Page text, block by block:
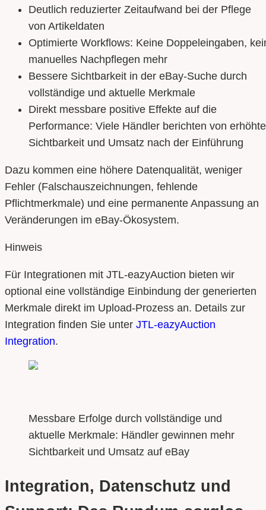
Deutlich reduzierter Zeitaufwand bei der Pflege
von Artikeldaten
Optimierte Workflows: Keine Doppeleingaben,
manuelles Nachpflegen mehr
Bessere Sichtbarkeit in der eBay-Suche durch
vollständige und aktuelle Merkmale
Direkt messbare positive Effekte auf die
Performance: Viele Händler berichten von
Sichtbarkeit und Umsatz nach der Einführung
Dazu kommen eine höhere Datenqualität, weniger
Fehler (Falschauszeichnungen, fehlende
Pflichtmerkmale) und eine permanente Anpassung an
Veränderungen im eBay-Ökosystem.
Hinweis
Für Integrationen mit JTL-eazyAuction bieten wir
optional eine vollständige Einbindung der generierten
Merkmale direkt im Upload-Prozess an. Details zur
Integration finden Sie unter JTL-eazyAuction
Integration.
Messbare Erfolge durch vollständige und
aktuelle Merkmale: Händler gewinnen mehr
Sichtbarkeit und Umsatz auf eBay
Integration, Datenschutz und